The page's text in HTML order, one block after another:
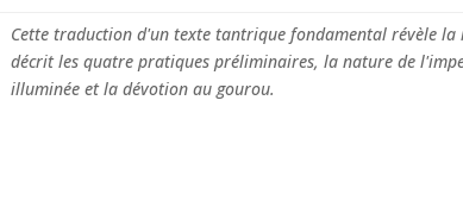
Cette traduction d'un texte tantrique fondamental révèle
décrit les quatre pratiques préliminaires, la nature de
illuminée et la dévotion au gourou.